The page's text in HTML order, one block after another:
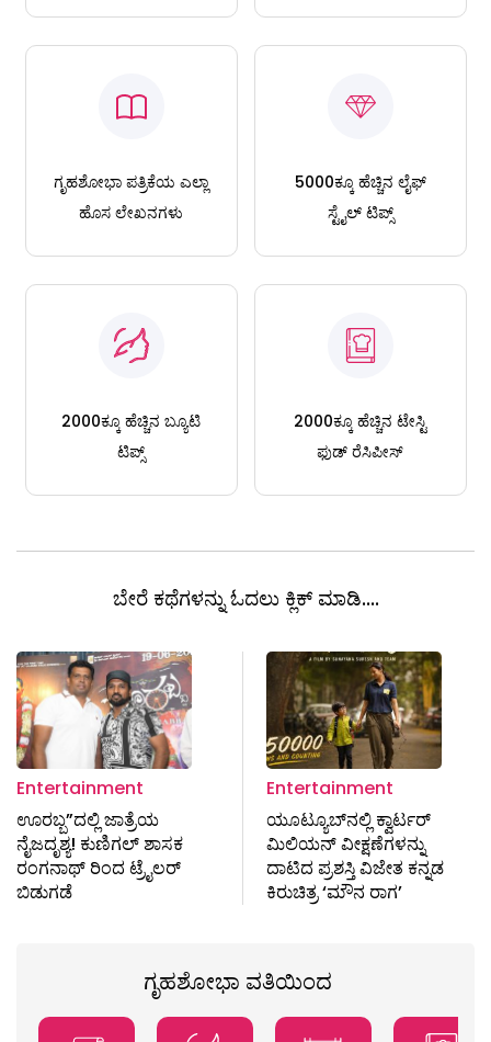
ಗೃಹಶೋಭಾ ಪತ್ರಿಕೆಯ ಎಲ್ಲಾ
ಹೊಸ ಲೇಖನಗಳು
5000ಕ್ಕೂ ಹೆಚ್ಚಿನ ಲೈಫ್
ಸ್ಟೈಲ್ ಟಿಪ್ಸ್
2000ಕ್ಕೂ ಹೆಚ್ಚಿನ ಬ್ಯೂಟಿ
ಟಿಪ್ಸ್
2000ಕ್ಕೂ ಹೆಚ್ಚಿನ ಟೇಸ್ಟಿ
ಫುಡ್ ರೆಸಿಪೀಸ್
ಬೇರೆ ಕಥೆಗಳನ್ನು ಓದಲು ಕ್ಲಿಕ್ ಮಾಡಿ....
Entertainment
ಊರಬ್ಬ”ದಲ್ಲಿ ಜಾತ್ರೆಯ
ನೈಜದೃಶ್ಯ! ಕುಣಿಗಲ್ ಶಾಸಕ
ರಂಗನಾಥ್ ರಿಂದ ಟ್ರೈಲರ್
ಬಿಡುಗಡೆ
Entertainment
ಯೂಟ್ಯೂಬ್‌ನಲ್ಲಿ ಕ್ವಾರ್ಟರ್
ಮಿಲಿಯನ್ ವೀಕ್ಷಣೆಗಳನ್ನು
ದಾಟಿದ ಪ್ರಶಸ್ತಿ ವಿಜೇತ ಕನ್ನಡ
ಕಿರುಚಿತ್ರ ‘ಮೌನ ರಾಗ’
ಗೃಹಶೋಭಾ ವತಿಯಿಂದ